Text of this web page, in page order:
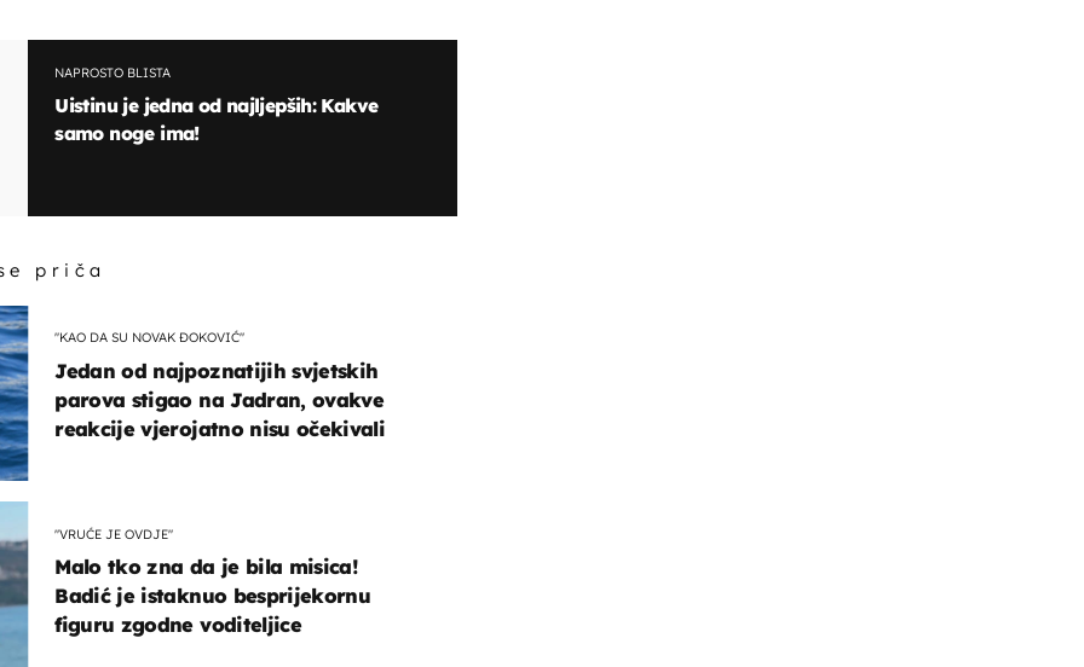
NAPROSTO BLISTA
Uistinu je jedna od najljepših: Kakve
samo noge ima!
priča
"KAO DA SU NOVAK ĐOKOVIĆ"
Jedan od najpoznatijih svjetskih
parova stigao na Jadran, ovakve
reakcije vjerojatno nisu očekivali
"VRUĆE JE OVDJE"
Malo tko zna da je bila misica!
Badić je istaknuo besprijekornu
figuru zgodne voditeljice